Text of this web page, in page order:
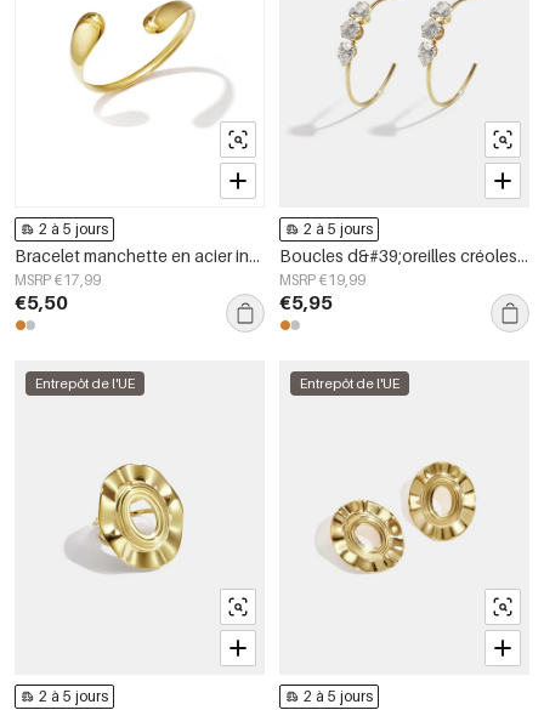
2 à 5 jours
Bracelet manchette en acier inoxydable, forme irrégulière, collection Simple Daily Simple, bijoux pour femmes
MSRP €17,99
€5,50
2 à 5 jours
Boucles d&#39;oreilles créoles en acier inoxydable, style simple et quotidien, collection de bijoux pour femmes
MSRP €19,99
€5,95
Entrepôt de l'UE
2 à 5 jours
Entrepôt de l'UE
2 à 5 jours